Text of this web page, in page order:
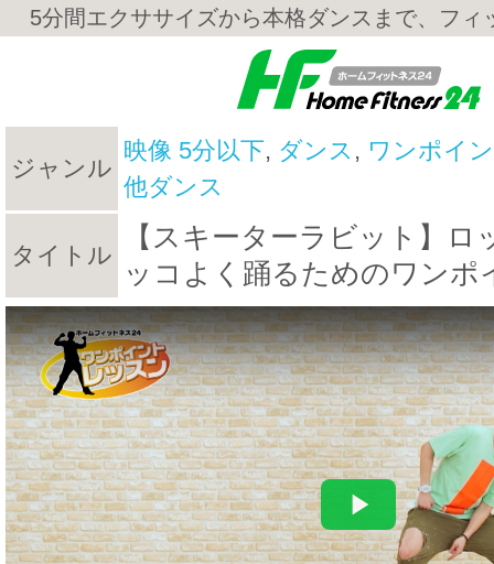
5分間エクササイズから本格ダンスまで、フィ
ジャンル
映像 5分以下, ダンス , ワンポイ
他ダンス
タイトル
【スキーターラビット】
ッコよく踊るためのワンポ